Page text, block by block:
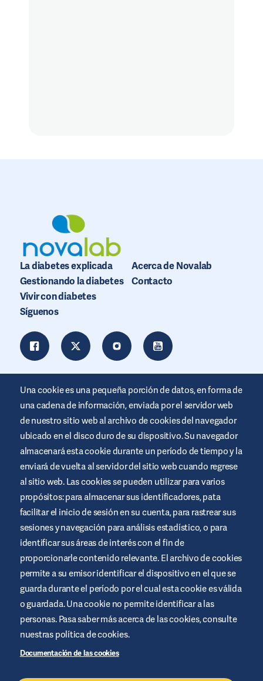
La diabetes explicada
Gestionando la diabetes
Vivir con diabetes
Acerca de Novalab
Contacto
Síguenos
Este sitio web está promocionado por Air Liquide Healthcare
para educar y apoyar a las personas que viven con diabetes. Es
sólo un site informativo, no sustituye las recomendaciones
médicas. Busca siempre el consejo de un profesional de la salud.
Términos y condiciones del sitio web
Política de privacidad
Cookies
Aviso legal
Administrar cookies
Política de Seguridad de la Información
Una cookie es una pequeña porción de datos, en forma de
una cadena de información, enviada por el servidor web
de nuestro sitio web al archivo de cookies del navegador
ubicado en el disco duro de su dispositivo. Su navegador
almacenará esta cookie durante un período de tiempo y la
enviará de vuelta al servidor del sitio web cuando regrese
al sitio web. Las cookies se pueden utilizar para varios
propósitos: para almacenar sus identificadores, pata
facilitar el inicio de sesión en su cuenta, para rastrear sus
sesiones y navegación para análisis estadístico, o para
identificar sus áreas de interés con el fin de
proporcionarle contenido relevante. El archivo de cookies
permite a su emisor identificar el dispositivo en el que se
guarda durante el período por el cual esta cookie es válida
o guardada. Una cookie no permite identificar a las
personas. Pasa saber más acerca de las cookies, consulte
nuestras política de cookies.
Documentación de las cookies